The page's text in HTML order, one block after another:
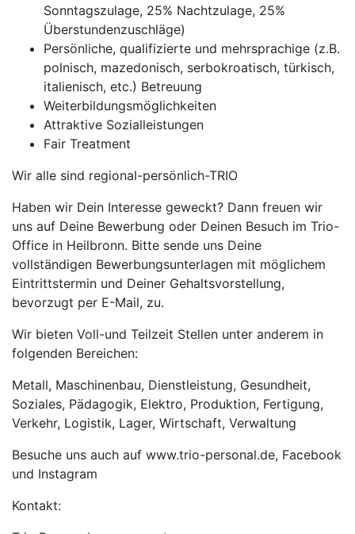
Sonntagszulage, 25% Nachtzulage, 25%
Überstundenzuschläge)
Persönliche, qualifizierte und mehrsprachige (z.B.
polnisch, mazedonisch, serbokroatisch, türkisch,
italienisch, etc.) Betreuung
Weiterbildungsmöglichkeiten
Attraktive Sozialleistungen
Fair Treatment
Wir alle sind regional-persönlich-TRIO
Haben wir Dein Interesse geweckt? Dann freuen wir
uns auf Deine Bewerbung oder Deinen Besuch im Trio-
Office in Heilbronn. Bitte sende uns Deine
vollständigen Bewerbungsunterlagen mit möglichem
Eintrittstermin und Deiner Gehaltsvorstellung,
bevorzugt per E-Mail, zu.
Wir bieten Voll-und Teilzeit Stellen unter anderem in
folgenden Bereichen:
Metall, Maschinenbau, Dienstleistung, Gesundheit,
Soziales, Pädagogik, Elektro, Produktion, Fertigung,
Verkehr, Logistik, Lager, Wirtschaft, Verwaltung
Besuche uns auch auf www.trio-personal.de, Facebook
und Instagram
Kontakt: